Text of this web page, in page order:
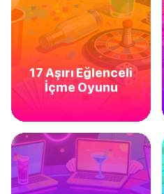
17 Aşırı Eğlenceli
İçme Oyunu